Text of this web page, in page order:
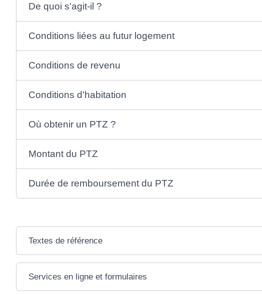
De quoi s'agit-il ?
Conditions liées au futur logement
Conditions de revenu
Conditions d'habitation
Où obtenir un PTZ ?
Montant du PTZ
Durée de remboursement du PTZ
Textes de référence
Services en ligne et formulaires